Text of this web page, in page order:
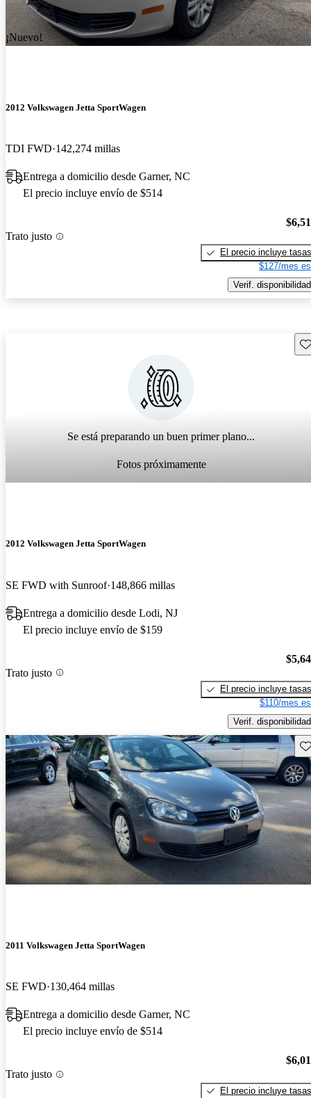
¡Nuevo!
2012 Volkswagen Jetta SportWagen
TDI FWD 142,274 millas
Entrega a domicilio desde Garner, NC
El precio incluye envío de $514
Trato justo
El precio incluye tasas
$127/mes
Verif. disponibilidad
Se está preparando un buen primer plano...
Fotos próximamente
2012 Volkswagen Jetta SportWagen
SE FWD with Sunroof 148,866 millas
Entrega a domicilio desde Lodi, NJ
El precio incluye envío de $159
Trato justo
El precio incluye tasas
$110/mes
Verif. disponibilidad
2011 Volkswagen Jetta SportWagen
SE FWD 130,464 millas
Entrega a domicilio desde Garner, NC
El precio incluye envío de $514
Trato justo
El precio incluye tasas